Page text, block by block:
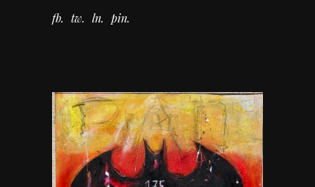
fb tw ln pin